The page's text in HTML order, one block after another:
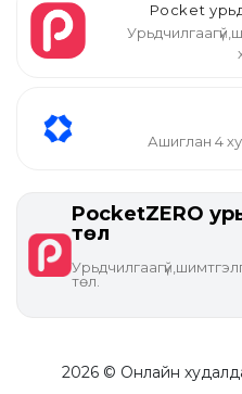
Pocket
Ашиглан 4
PocketZERO
төл
төл.
2026© Онлайн